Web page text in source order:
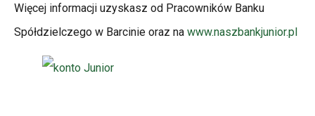
Więcej informacji uzyskasz od Pracowników Banku
Spółdzielczego w Barcinie oraz na www.naszbankjunior.pl